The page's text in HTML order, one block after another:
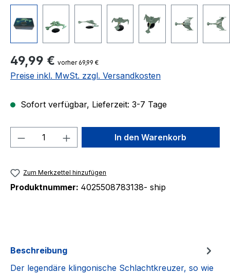
Regulärer Preis:
49,99 € vorher 69,99 €
Preise inkl. MwSt. zzgl. Versandkosten
Sofort verfügbar, Lieferzeit: 3-7 Tage
Produkt Anzahl: Gib denIn den Warenkorb
Zum Merkzettel hinzufügen
Produktnummer: 4025508783138- ship
Beschreibung
Der legendäre klingonische Schlachtkreuzer, so wie